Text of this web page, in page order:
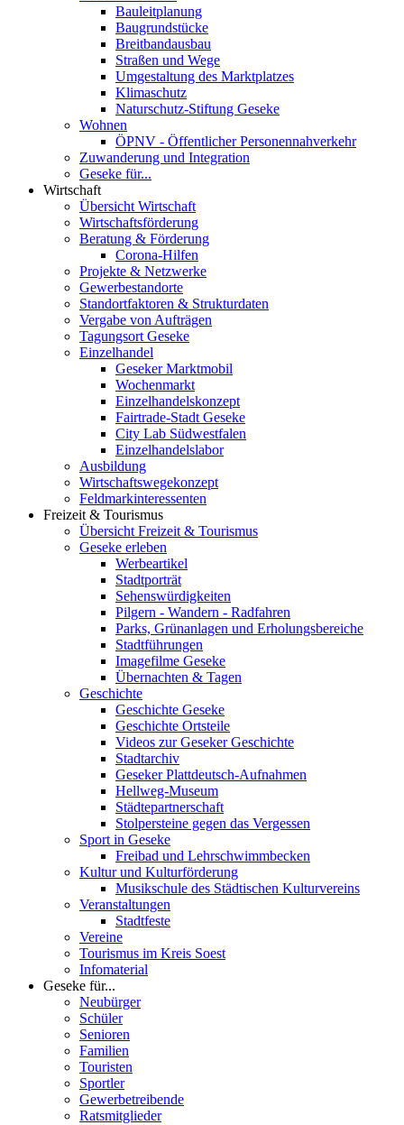
Bauleitplanung
Baugrundstücke
Breitbandausbau
Straßen und Wege
Umgestaltung des Marktplatzes
Klimaschutz
Naturschutz-Stiftung Geseke
Wohnen
ÖPNV - Öffentlicher Personennahverkehr
Zuwanderung und Integration
Geseke für...
Wirtschaft
Übersicht Wirtschaft
Wirtschaftsförderung
Beratung & Förderung
Corona-Hilfen
Projekte & Netzwerke
Gewerbestandorte
Standortfaktoren & Strukturdaten
Vergabe von Aufträgen
Tagungsort Geseke
Einzelhandel
Geseker Marktmobil
Wochenmarkt
Einzelhandelskonzept
Fairtrade-Stadt Geseke
City Lab Südwestfalen
Einzelhandelslabor
Ausbildung
Wirtschaftswegekonzept
Feldmarkinteressenten
Freizeit & Tourismus
Übersicht Freizeit & Tourismus
Geseke erleben
Werbeartikel
Stadtporträt
Sehenswürdigkeiten
Pilgern - Wandern - Radfahren
Parks, Grünanlagen und Erholungsbereiche
Stadtführungen
Imagefilme Geseke
Übernachten & Tagen
Geschichte
Geschichte Geseke
Geschichte Ortsteile
Videos zur Geseker Geschichte
Stadtarchiv
Geseker Plattdeutsch-Aufnahmen
Hellweg-Museum
Städtepartnerschaft
Stolpersteine gegen das Vergessen
Sport in Geseke
Freibad und Lehrschwimmbecken
Kultur und Kulturförderung
Musikschule des Städtischen Kulturvereins
Veranstaltungen
Stadtfeste
Vereine
Tourismus im Kreis Soest
Infomaterial
Geseke für...
Neubürger
Schüler
Senioren
Familien
Touristen
Sportler
Gewerbetreibende
Ratsmitglieder